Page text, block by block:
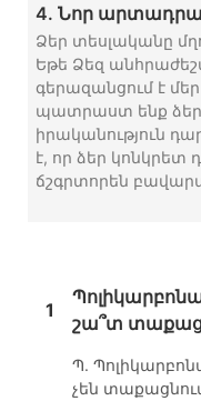
4. Նոր
Ձեր տեսլականը
Եթե ​​Ձեզ
գերազանցում է
պատրաստ ենք
իրականություն
է, որ ձեր կոնկրետ
ճշգրտորեն
1
շա՞տ
Պ.
չեն